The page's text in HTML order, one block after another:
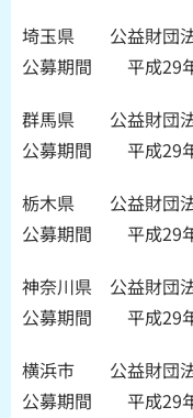
埼玉県 公益財団
公募期間 平成29
群馬県 公益財団
公募期間 平成29
栃木県 公益財団法
公募期間 平成29
神奈川県 公益財団
公募期間 平成
横浜市 公益財団
公募期間 平成29